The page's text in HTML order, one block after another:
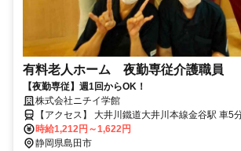
有料老人ホーム 夜勤専従介護職員
【夜勤専従】週1回からOK！
株式会社ニチイ学館
【アクセス】 大井川鐵道大井川本線金谷駅 車5分 ■住 所 静岡県 島
市 金谷栄町197番地1 ■アクセス 大井川
時給1,212円～1,622円
静岡県島田市